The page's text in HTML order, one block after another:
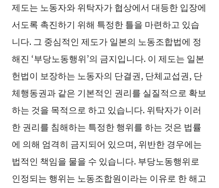
제도는 노동자와 위탁자가 협상에서 대등한 입장에
서도록 촉진하기 위해 특정한 틀을 마련하고 있습
니다. 그 중심적인 제도가 일본의 노동조합법에 정
해진 ‘부당노동행위’의 금지입니다. 이 제도는 일본
헌법이 보장하는 노동자의 단결권, 단체교섭권, 단
체행동권과 같은 기본적인 권리를 실질적으로 확보
하는 것을 목적으로 하고 있습니다. 위탁자가 이러
한 권리를 침해하는 특정한 행위를 하는 것은 법률
에 의해 엄격히 금지되어 있으며, 위반한 경우에는
법적인 책임을 물을 수 있습니다. 부당노동행위로
인정되는 행위는 노동조합원이라는 이유로 한 해고